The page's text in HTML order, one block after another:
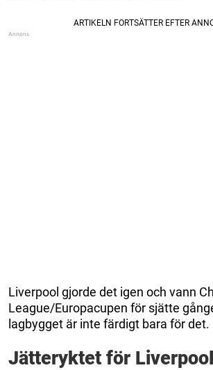
Liverpool gjorde det igen och vann
League/Europacupen för sjätte
lagbygget är inte färdigt bara för det.
Jätteryktet för Liverpool